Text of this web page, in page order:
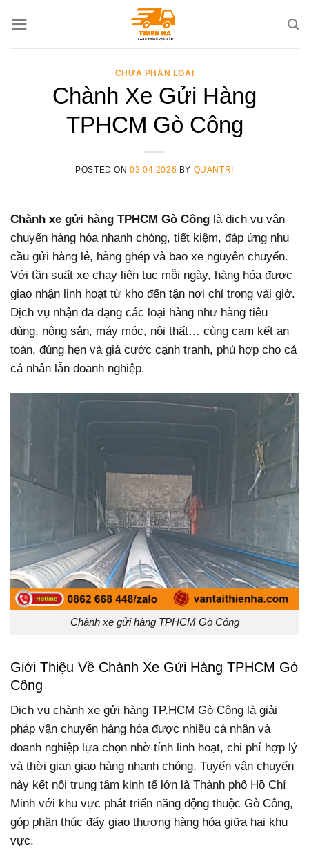
CHƯA PHÂN LOẠI
Chành Xe Gửi Hàng
TPHCM Gò Công
POSTED ON03.04.2026 BY QUANTRI
Chành xe gửi hàng TPHCM Gò Công là dịch vụ vận
chuyển hàng hóa nhanh chóng, tiết kiệm, đáp ứng nhu
cầu gửi hàng lẻ, hàng ghép và bao xe nguyên chuyến.
Với tần suất xe chạy liên tục mỗi ngày, hàng hóa được
giao nhận linh hoạt từ kho đến tận nơi chỉ trong vài giờ.
Dịch vụ nhận đa dạng các loại hàng như hàng tiêu
dùng, nông sản, máy móc, nội thất… cùng cam kết an
toàn, đúng hẹn và giá cước cạnh tranh, phù hợp cho cả
cá nhân lẫn doanh nghiệp.
Chành xe gửi hàng TPHCM Gò Công
Giới Thiệu Về Chành Xe Gửi Hàng TPHCM Gò
Công
Dịch vụ chành xe gửi hàng TP.HCM Gò Công là giải
pháp vận chuyển hàng hóa được nhiều cá nhân và
doanh nghiệp lựa chọn nhờ tính linh hoạt, chi phí hợp lý
và thời gian giao hàng nhanh chóng. Tuyến vận chuyển
này kết nối trung tâm kinh tế lớn là Thành phố Hồ Chí
Minh với khu vực phát triển năng động thuộc Gò Công,
góp phần thúc đẩy giao thương hàng hóa giữa hai khu
vực.